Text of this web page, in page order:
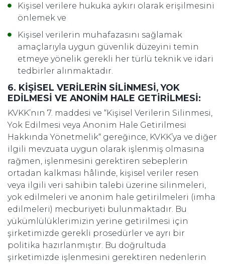
Kişisel verilere hukuka aykırı olarak erişilmesini
önlemek ve
Kişisel verilerin muhafazasını sağlamak
amaçlarıyla uygun güvenlik düzeyini temin
etmeye yönelik gerekli her türlü teknik ve idari
tedbirler alınmaktadır.
6. KİŞİSEL VERİLERİN SİLİNMESİ, YOK
EDİLMESİ VE ANONİM HALE GETİRİLMESİ:
KVKK’nın 7. maddesi ve “Kişisel Verilerin Silinmesi,
Yok Edilmesi veya Anonim Hale Getirilmesi
Hakkında Yönetmelik“ gereğince, KVKK’ya ve diğer
ilgili mevzuata uygun olarak işlenmiş olmasına
rağmen, işlenmesini gerektiren sebeplerin
ortadan kalkması hâlinde, kişisel veriler resen
veya ilgili veri sahibin talebi üzerine silinmeleri,
yok edilmeleri ve anonim hale getirilmeleri (imha
edilmeleri) mecburiyeti bulunmaktadır. Bu
yükümlülüklerimizin yerine getirilmesi için
şirketimizde gerekli prosedürler ve ayrı bir
politika hazırlanmıştır. Bu doğrultuda
şirketimizde işlenmesini gerektiren nedenlerin